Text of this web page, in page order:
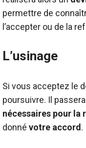
permettre de
l’accepter ou de la
L’usinage
Si vous acceptez le
poursuivre. Il
nécessaires pour la
donné votre accord .